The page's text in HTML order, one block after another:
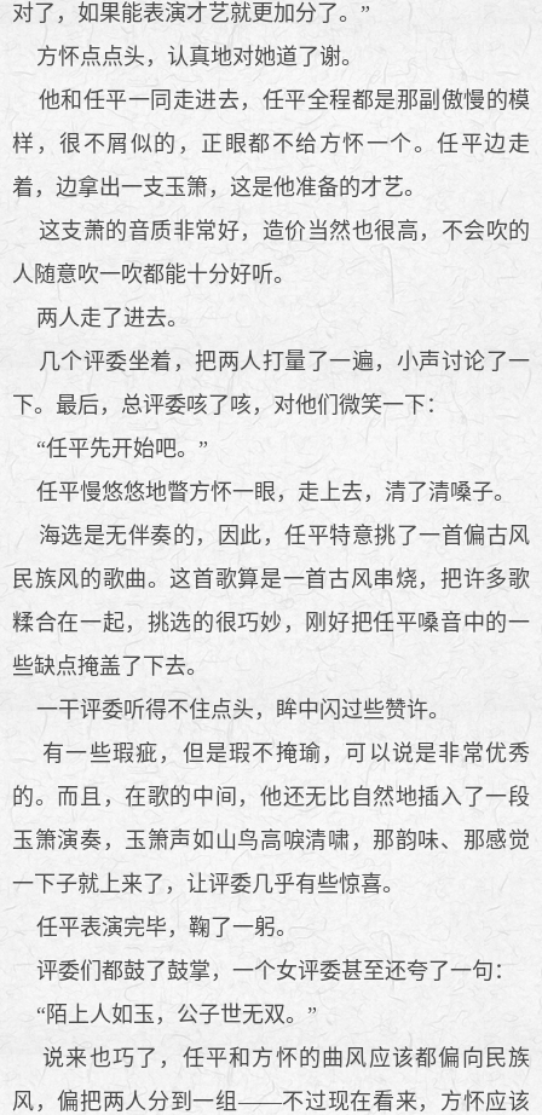
对了，如果能表演才艺就更加分了。”
方怀点点头，认真地对她道了谢。
他和任平一同走进去，任平全程都是那副傲慢的模
样，很不屑似的，正眼都不给方怀一个。任平边走
着，边拿出一支玉箫，这是他准备的才艺。
这支萧的音质非常好，造价当然也很高，不会吹的
人随意吹一吹都能十分好听。
两人走了进去。
几个评委坐着，把两人打量了一遍，小声讨论了一
下。最后，总评委咳了咳，对他们微笑一下：
“任平先开始吧。”
任平慢悠悠地瞥方怀一眼，走上去，清了清嗓子。
海选是无伴奏的，因此，任平特意挑了一首偏古风
民族风的歌曲。这首歌算是一首古风串烧，把许多歌
糅合在一起，挑选的很巧妙，刚好把任平嗓音中的一
些缺点掩盖了下去。
一干评委听得不住点头，眸中闪过些赞许。
有一些瑕疵，但是瑕不掩瑜，可以说是非常优秀
的。而且，在歌的中间，他还无比自然地插入了一段
玉箫演奏，玉箫声如山鸟高唳清啸，那韵味、那感觉
一下子就上来了，让评委几乎有些惊喜。
任平表演完毕，鞠了一躬。
评委们都鼓了鼓掌，一个女评委甚至还夸了一句：
“陌上人如玉，公子世无双。”
说来也巧了，任平和方怀的曲风应该都偏向民族
风，偏把两人分到一组——不过现在看来，方怀应该